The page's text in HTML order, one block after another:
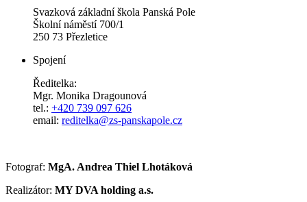
Svazková základní škola Panská Pole
Školní náměstí 700/1
250 73 Přezletice
Spojení
Ředitelka:
Mgr. Monika Dragounová
tel.: +420 739 097 626
email: reditelka@zs-panskapole.cz
Fotograf: MgA. Andrea Thiel Lhotáková
Realizátor: MY DVA holding a.s.